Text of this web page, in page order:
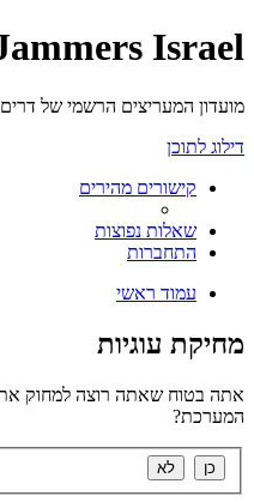
Israel
מועדון המעריצים הרשמי של
דילוג לתוכן
קישורים מהירים
שאלות נפוצות
התחברות
עמוד ראשי
מחיקת עוגיות
אתה בטוח שאתה רוצה למחוק את
המערכת?